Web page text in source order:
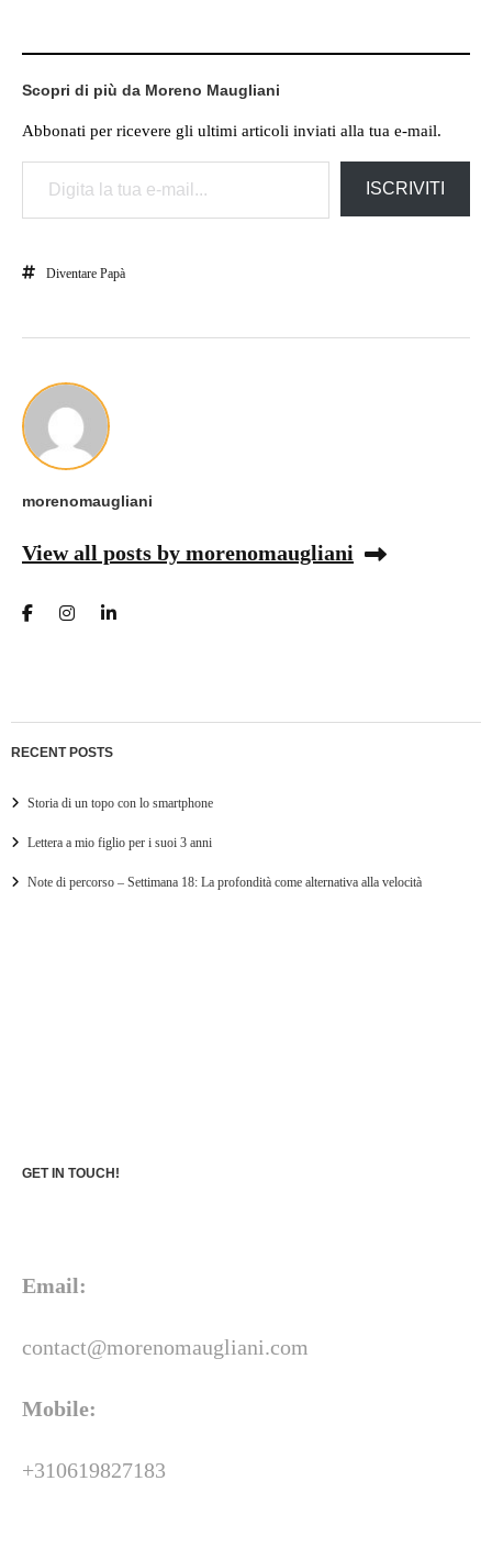
Scopri di più da Moreno Maugliani
Abbonati per ricevere gli ultimi articoli inviati alla tua e-mail.
Digita la tua e-mail...
ISCRIVITI
Diventare Papà
morenomaugliani
View all posts by morenomaugliani
RECENT POSTS
Storia di un topo con lo smartphone
Lettera a mio figlio per i suoi 3 anni
Note di percorso – Settimana 18: La profondità come alternativa alla velocità
GET IN TOUCH!
Email:
contact@morenomaugliani.com
Mobile:
+310619827183